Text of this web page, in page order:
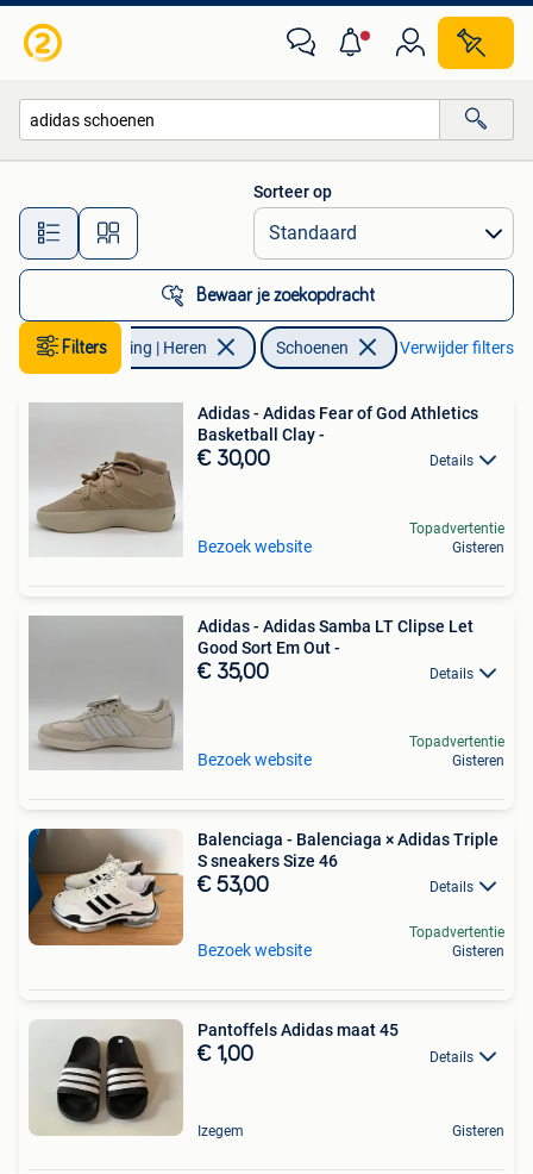
Alle afstanden…
Sorteer op
Bewaar je zoekopdracht
FiltersKleding | Heren Schoenen Verwijder filters
Adidas - Adidas Fear of God Athletics
Basketball Clay -
€ 30,00 Details
Bezoek website
Topadvertentie
Gisteren
Adidas - Adidas Samba LT Clipse Let
Good Sort Em Out -
€ 35,00 Details
Bezoek website
Topadvertentie
Gisteren
Balenciaga - Balenciaga × Adidas Triple
S sneakers Size 46
€ 53,00 Details
Bezoek website
Topadvertentie
Gisteren
Pantoffels Adidas maat 45
€ 1,00 Details
Izegem Gisteren